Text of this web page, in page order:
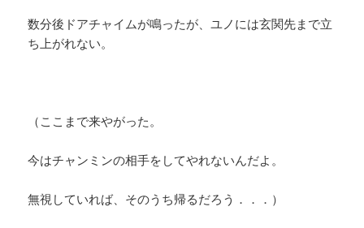
数分後ドアチャイムが鳴ったが、ユノには玄関先まで立
ち上がれない。
（ここまで来やがった。
今はチャンミンの相手をしてやれないんだよ。
無視していれば、そのうち帰るだろう．．．）